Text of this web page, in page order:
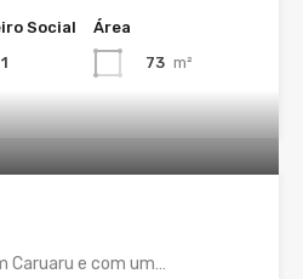
Social
1
Área
73 m²
Caruaru e com um…